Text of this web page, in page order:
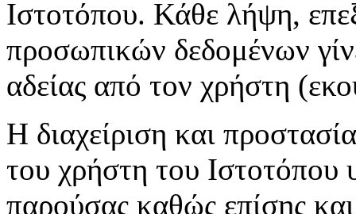
Ιστοτόπου. Κάθε λήψη,
προσωπικών δεδομένων
αδείας από τον χρήστη
Η διαχείριση και
του χρήστη του Ιστοτόπου
παρούσας καθώς επίσης